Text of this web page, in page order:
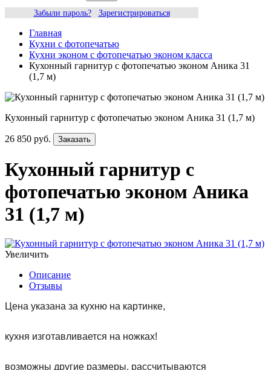
Забыли пароль? Зарегистрироваться
Главная
Кухни с фотопечатью
Кухни эконом с фотопечатью эконом класса
Кухонный гарнитур с фотопечатью эконом Аника 31
(1,7 м)
Кухонный гарнитур с фотопечатью эконом Аника 31 (1,7 м)
26 850 руб. Заказать
Кухонный гарнитур с
фотопечатью эконом Аника
31 (1,7 м)
Увеличить
Описание
Отзывы
Цена указана за кухню на картинке,
кухня изготавливается на ножках!
возможны другие размеры, рассчитываются